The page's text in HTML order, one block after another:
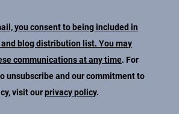
you consent to being included in
and blog distribution list. You may
communications at any time. For
unsubscribe and our commitment to
visit ourprivacy policy.